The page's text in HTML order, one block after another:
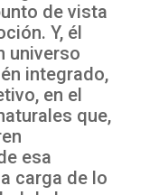
de vista
Y, él
universo
integrado,
en el
que,
esa
carga de lo